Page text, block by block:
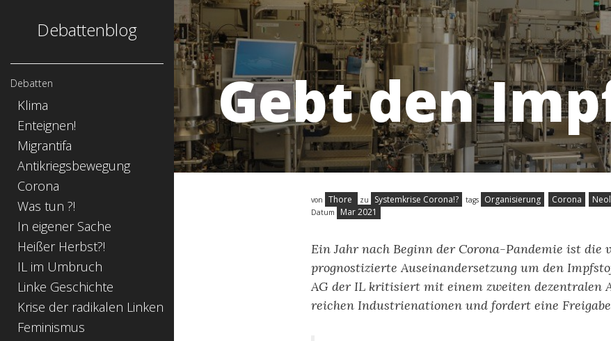
Gebt den
Debattenblog
Debatten
Klima
Enteignen!
Migrantifa
Antikriegsbewegung
Corona
Was tun ?!
In eigener Sache
Heißer Herbst?!
IL im Umbruch
Linke Geschichte
Krise der radikalen Linken
Feminismus
von Thore zu Systemkrise Corona!? tags Organisierung Corona
Datum Mar 2021
Ein Jahr nach Beginn der Corona-Pandemie ist die
prognostizierte Auseinandersetzung um den
AG der IL kritisiert mit einem zweiten dezentralen
reichen Industrienationen und fordert eine